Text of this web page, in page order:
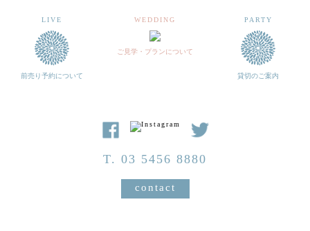
LIVE
前売り予約について
WEDDING
ご見学・プランについて
PARTY
貸切のご案内
T. 03 5456 8880
contact